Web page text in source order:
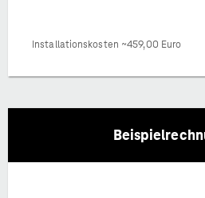
Installationskosten ~459,00 Euro